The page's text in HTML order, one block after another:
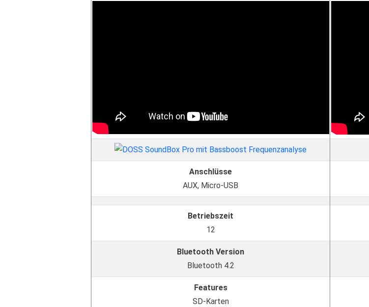
Anschlüsse
AUX, Micro-USB
Betriebszeit
12
Bluetooth Version
Bluetooth 4.2
Features
SD-Karten